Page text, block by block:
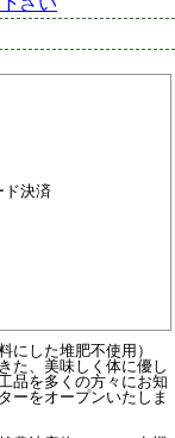
ド決済
にした堆肥不使用）
た、美味しく体に優し
品を多くの方々にお知
ーをオープンいたしま